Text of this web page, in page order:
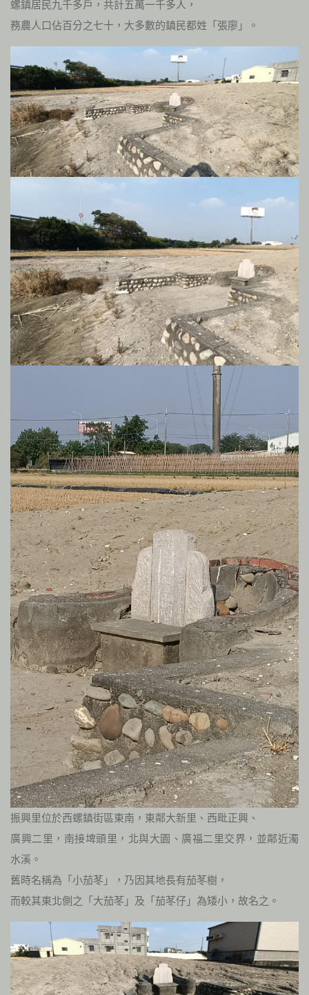
螺鎮居民九千多戶，共計五萬一千多人，
務農人口佔百分之七十，大多數的鎮民都姓「張廖」。
振興里位於西螺鎮街區東南，東鄰大新里、西毗正興、
廣興二里，南接埤頭里，北與大園、廣福二里交界，並鄰近濁
水溪。
舊時名稱為「小茄苳」，乃因其地長有茄苳樹，
而較其東北側之「大茄苳」及「茄苳仔」為矮小，故名之。